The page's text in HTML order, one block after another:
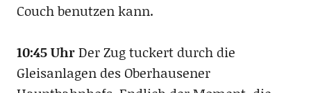
Couch benutzen kann.
10:45 UhrDer Zug tuckert durch die
Gleisanlagen des Oberhausener